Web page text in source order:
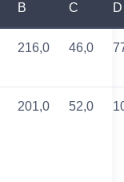
B C D
216,0 46,0
201,0 52,0